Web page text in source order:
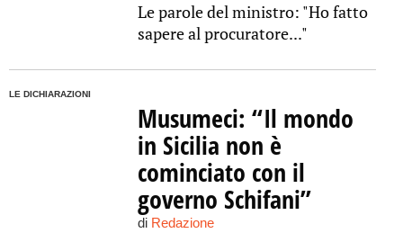
Le parole del ministro: "Ho fatto
sapere al procuratore..."
LE DICHIARAZIONI
Musumeci: “Il mondo
in Sicilia non è
cominciato con il
governo Schifani”
di Redazione